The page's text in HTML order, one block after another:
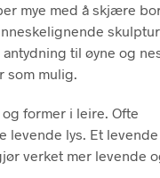
mye med å skjære
til øyne og
som mulig.
former i leire. Ofte
levende lys. Et levende
verket mer levende